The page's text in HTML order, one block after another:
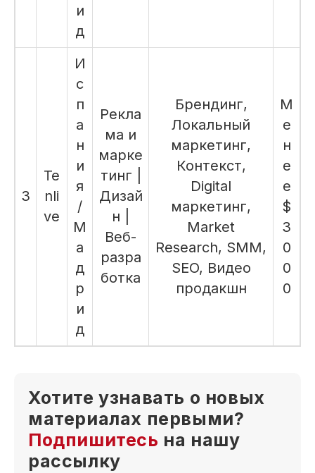
и
д
3
Te
nli
ve
И
с
п
а
н
и
я
/
М
а
д
р
и
д
Рекла
ма и
марке
тинг |
Дизай
н |
Веб-
разра
ботка
Брендинг,
Локальный
маркетинг,
Контекст,
Digital
маркетинг,
Market
Research, SMM,
SEO, Видео
продакшн
М
е
н
е
е
$
3
0
0
0
Хотите узнавать о новых
материалах первыми?
Подпишитесь на нашу
рассылку